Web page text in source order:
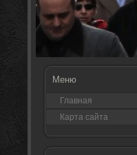
Меню
Главная
Карта сайта